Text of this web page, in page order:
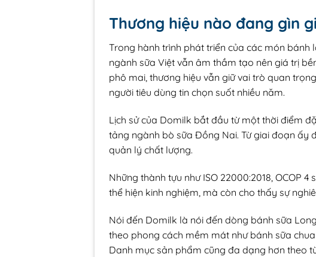
Thương hiệu nào đang gìn
Trong hành trình phát triển của các món bánh
ngành sữa Việt vẫn âm thầm tạo nên giá trị
phô mai, thương hiệu vẫn giữ vai trò quan
người tiêu dùng tin chọn suốt nhiều năm.
Lịch sử của Domilk bắt đầu từ một thời điểm
tảng ngành bò sữa Đồng Nai. Từ giai đoạn ấy
quản lý chất lượng.
Những thành tựu như ISO 22000:2018, OCOP
thể hiện kinh nghiệm, mà còn cho thấy sự
Nói đến Domilk là nói đến dòng bánh sữa
theo phong cách mềm mát như bánh sữa
Danh mục sản phẩm cũng đa dạng hơn theo